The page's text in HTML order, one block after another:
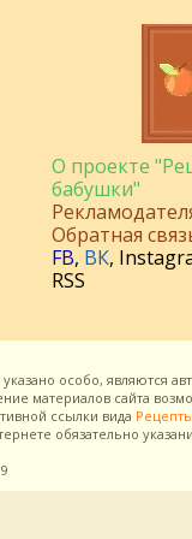
О проекте
бабушки"
Обратная
FB, ВК,
RSS
особо, являются
материалов сайта
ссылки вида
обязательно